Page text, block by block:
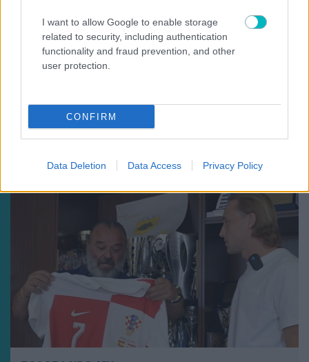
I want to allow Google to enable storage
related to security, including authentication
functionality and fraud prevention, and other
user protection.
CONFIRM
Data Deletion Data Access Privacy Policy